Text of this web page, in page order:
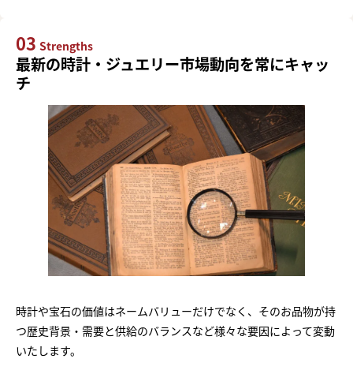
03 Strengths
最新の時計・ジュエリー市場動向を常にキャッ
チ
時計や宝石の価値はネームバリューだけでなく、そのお品物が持
つ歴史背景・需要と供給のバランスなど様々な要因によって変動
いたします。